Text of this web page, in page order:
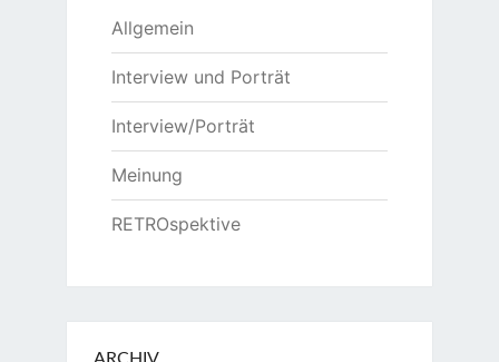
Allgemein
Interview und Porträt
Interview/Porträt
Meinung
RETROspektive